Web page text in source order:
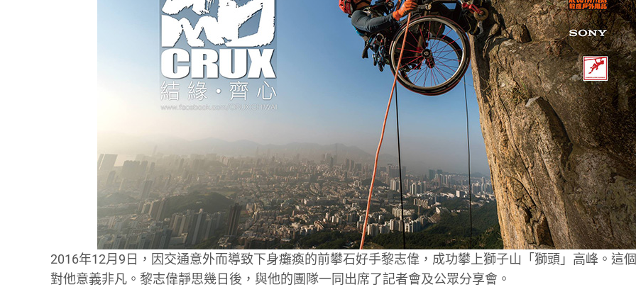
2016年12月9日，因交通意外而導致下身癱瘓的前攀石好手黎志偉，成功攀上獅子山「獅頭」高峰。這
對他意義非凡。黎志偉靜思幾日後，與他的團隊一同出席了記者會及公眾分享會。